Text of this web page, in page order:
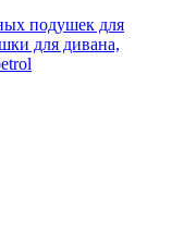
подушек для
для дивана,